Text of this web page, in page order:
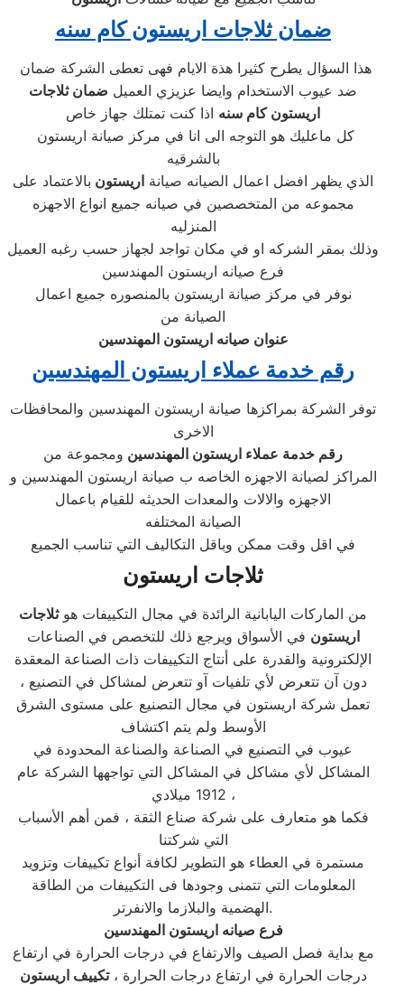
ضمان ثلاجات اريستون كام سنه
هذا السؤال يطرح كثيرا هذة الايام فهى تعطى الشركة ضمان
ضد عيوب الاستخدام وايضا عزيزي العميل ضمان ثلاجات
اريستون كام سنه اذا كنت تمتلك جهاز خاص
بالشرقيه
الذي يظهر افضل اعمال الصيانه صيانة اريستون بالاعتماد على
مجموعه من المتخصصين في صيانه جميع انواع الاجهزه
المنزليه
وذلك بمقر الشركه او في مكان تواجد لجهاز حسب رغبه العميل
فرع صيانه اريستون المهندسين
نوفر في مركز صيانة اريستون بالمنصوره جميع اعمال
الصيانة من
عنوان صيانه اريستون المهندسين
رقم خدمة عملاء اريستون المهندسين
توفر الشركة بمراكزها صيانة اريستون المهندسين والمحافظات
الاخرى
رقم خدمة عملاء اريستون المهندسين ومجموعة من
المراكز لصيانة الاجهزه الخاصه ب صيانة اريستون المهندسين و
الاجهزه والالات والمعدات الحديثه للقيام باعمال
الصيانة المختلفه
في اقل وقت ممكن وباقل التكاليف التي تناسب الجميع
ثلاجات اريستون
من الماركات اليابانية الرائدة في مجال التكييفات هوثلاجات
اريستون في الأسواق ويرجع ذلك للتخصص في الصناعات
الإلكترونية والقدرة على أنتاج التكييفات ذات الصناعة المعقدة
دون آن تتعرض لأي تلفيات آو تتعرض لمشاكل في التصنيع ،
تعمل شركة اريستون في مجال التصنيع على مستوى الشرق
الأوسط ولم يتم اكتشاف
عيوب في التصنيع في الصناعة والصناعة المحدودة في
المشاكل لأي مشاكل في المشاكل التي تواجهها الشركة عام
1912 ميلادي ،
فكما هو متعارف على شركة صناع الثقة ، فمن أهم الأسباب
التي شركتنا
مستمرة في العطاء هو التطوير لكافة أنواع تكييفات وتزويد
المعلومات التي تتمنى وجودها فى التكييفات من الطاقة
الهضمية والبلازما والانفرتر.
فرع صيانه اريستون المهندسين
مع بداية فصل الصيف والارتفاع في درجات الحرارة في ارتفاع
درجات الحرارة في ارتفاع درجات الحرارة ،تكييف اريستون